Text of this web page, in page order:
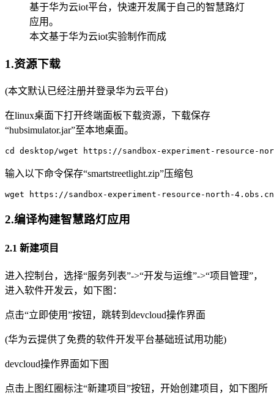
基于华为云iot平台，快速开发属于自己的智慧路灯
应用。
本文基于华为云iot实验制作而成
1.资源下载
(本文默认已经注册并登录华为云平台)
在linux桌面下打开终端面板下载资源，下载保存
“hubsimulator.jar”至本地桌面。
cd desktop /wget https : / /sandbox -experiment - resource -
输入以下命令保存“smartstreetlight.zip”压缩包
wget https : //sandbox-experiment-resource-north-
2.编译构建智慧路灯应用
2.1 新建项目
进入控制台，选择“服务列表”->“开发与运维”->“项目管理”，
进入软件开发云，如下图：
点击“立即使用”按钮，跳转到devcloud操作界面
(华为云提供了免费的软件开发平台基础班试用功能)
devcloud操作界面如下图
点击上图红圈标注“新建项目”按钮，开始创建项目，如下图所